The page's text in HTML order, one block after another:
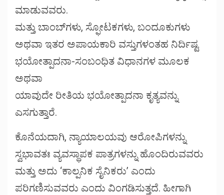
ಮಾಡುವವರು.
ಮತ್ತು ಬಾಂಬ್‌ಗಳು, ಸ್ಫೋಟಕಗಳು, ಬಂದೂಕುಗಳು
ಅಥವಾ ಇತರ ಅಪಾಯಕಾರಿ ವಸ್ತುಗಳಂತಹ ನಿರ್ದಿಷ್ಟ
ಭಯೋತ್ಪಾದನಾ-ಸಂಬಂಧಿತ ವಿಧಾನಗಳ ಮೂಲಕ
ಅಥವಾ
ಯಾವುದೇ ರೀತಿಯ ಭಯೋತ್ಪಾದನಾ ಕೃತ್ಯವನ್ನು
ಎಸಗುತ್ತಾರೆ.
ಕೊನೆಯದಾಗಿ, ನ್ಯಾಯಾಲಯವು ಆರೋಪಿಗಳನ್ನು
ಸ್ವಭಾವತಃ ವ್ಯವಸ್ಥಾಪಕ ಪಾತ್ರಗಳನ್ನು ಹೊಂದಿರುವವರು
ಮತ್ತು ಅದು ‘ಕಾಲ್ಪನಿಕ ಸೈನಿಕರು’ ಎಂದು
ಪರಿಗಣಿಸುವವರು ಎಂದು ವಿಂಗಡಿಸುತ್ತದೆ. ಹೀಗಾಗಿ